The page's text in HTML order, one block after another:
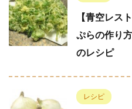
【青空レス
ぷらの作り
のレシピ
レシピ